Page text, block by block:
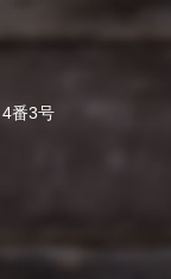
番3号